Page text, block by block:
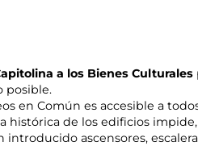
a los Bienes Culturales
posible.
en Común es accesible a
histórica de los edificios
introducido ascensores,